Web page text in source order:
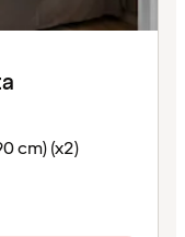
cm) (x2)